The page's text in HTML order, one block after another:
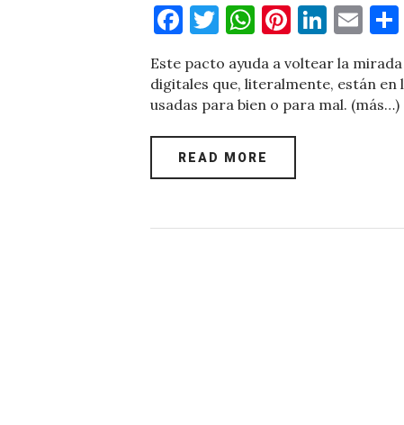
F
c
e
b
o
k
T
it
te
r
W
h
at
s
A
p
Pi
nt
er
es
t
Li
n
k
e
E
m
ai
l p
Este pacto ayuda a voltear la
digitales que, literalmente, están en
usadas para bien o para mal. (más…)
READ MORE